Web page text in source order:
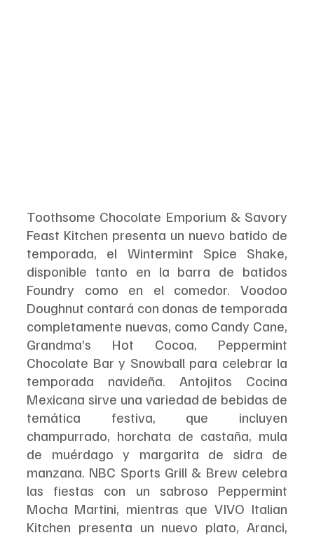
Toothsome Chocolate Emporium & Savory
Feast Kitchen presenta un nuevo batido de
temporada, el Wintermint Spice Shake,
disponible tanto en la barra de batidos
Foundry como en el comedor. Voodoo
Doughnut contará con donas de temporada
completamente nuevas, como Candy Cane,
Grandma’s Hot Cocoa, Peppermint
Chocolate Bar y Snowball para celebrar la
temporada navideña. Antojitos Cocina
Mexicana sirve una variedad de bebidas de
temática festiva, que incluyen
champurrado, horchata de castaña, mula
de muérdago y margarita de sidra de
manzana. NBC Sports Grill & Brew celebra
las fiestas con un sabroso Peppermint
Mocha Martini, mientras que VIVO Italian
Kitchen presenta un nuevo plato, Aranci,